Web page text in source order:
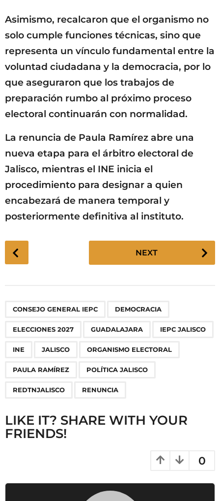
Asimismo, recalcaron que el organismo no
solo cumple funciones técnicas, sino que
representa un vínculo fundamental entre la
voluntad ciudadana y la democracia, por lo
que aseguraron que los trabajos de
preparación rumbo al próximo proceso
electoral continuarán con normalidad.
La renuncia de Paula Ramírez abre una
nueva etapa para el árbitro electoral de
Jalisco, mientras el INE inicia el
procedimiento para designar a quien
encabezará de manera temporal y
posteriormente definitiva al instituto.
P
o
n
NEXT
CONSEJO GENERAL IEPC DEMOCRACIA
ELECCIONES 2027 GUADALAJARA IEPC JALISCO
INE JALISCO ORGANISMO ELECTORAL
PAULA RAMÍREZ POLÍTICA JALISCO
REDTNJALISCO RENUNCIA
LIKE IT? SHARE WITH YOUR
FRIENDS!
0